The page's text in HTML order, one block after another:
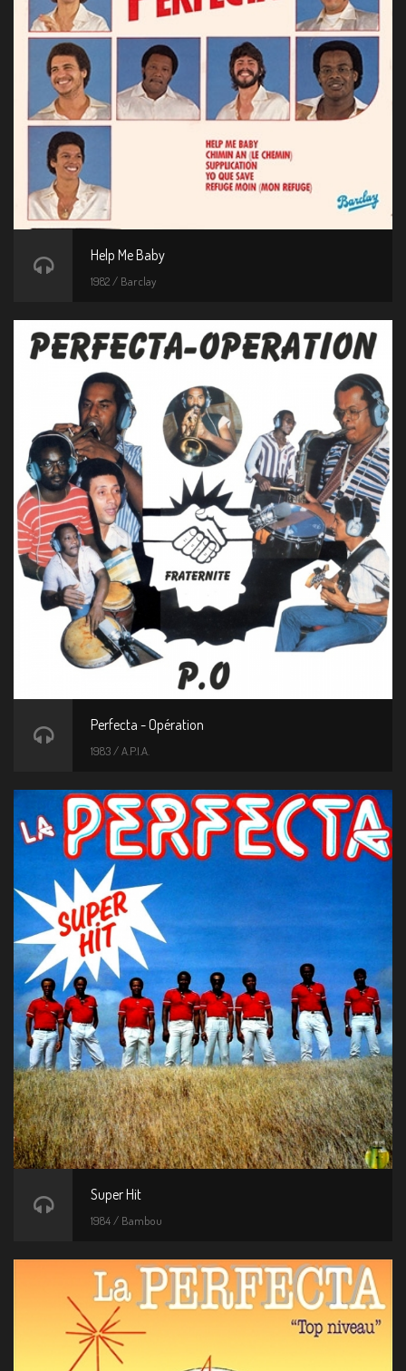
Help Me Baby
1982 / Barclay
Perfecta - Opération
1983 / A.P.I.A.
Super Hit
1984 / Bambou